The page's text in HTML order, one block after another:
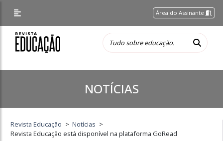
Área do Assinante
NOTÍCIAS
Revista Educação > Notícias >
Revista Educação está disponível na plataforma GoRead